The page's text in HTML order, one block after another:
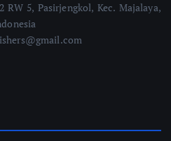
RW 5, Pasirjengkol, Kec. Majalaya,